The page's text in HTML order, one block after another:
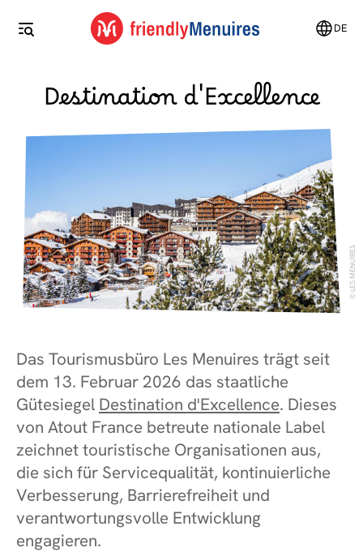
DE
Destination d'Excellence
LES MENUIRES
Das Tourismusbüro Les Menuires trägt seit
dem 13. Februar 2026 das staatliche
Gütesiegel Destination d'Excellence. Dieses
von Atout France betreute nationale Label
zeichnet touristische Organisationen aus,
die sich für Servicequalität, kontinuierliche
Verbesserung, Barrierefreiheit und
verantwortungsvolle Entwicklung
engagieren.